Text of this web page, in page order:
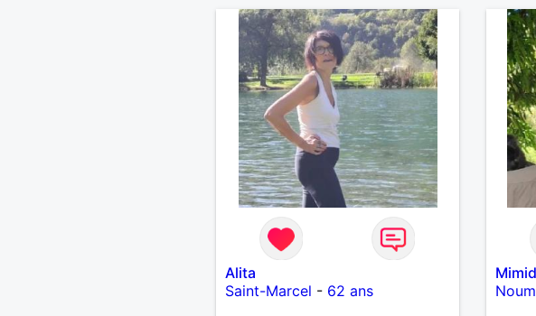
Alita
Saint-Marcel - 62 ans